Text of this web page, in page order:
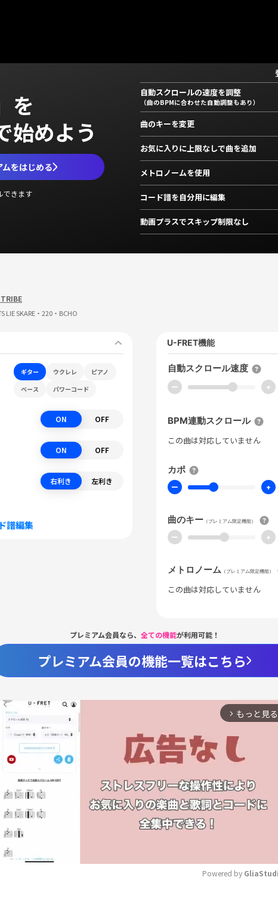
を
始めよう
をはじめる
できます
自動スクロールの速度を調整
（曲のBPMに合わせた自動調整もあり）
曲のキーを変更
お気に入りに上限なしで曲を追加
メトロノームを使用
コード譜を自分用に編集
動画プラスでスキップ制限なし
LIE SKARE・220・BCHO
ギター ウクレレ
ピアノ
ベース
パワーコード
ON OFF
ON OFF
右利き 左利き
譜編集
U-FRET機能
自動スクロール速度
ー +
BPM連動スクロール
この曲は対応していません
カポ
ー +
曲のキー （プレミアム限定機能）
ー +
メトロノーム （プレミアム限定機能）
この曲は対応していません
プレミアム会員なら、 全ての機能が利用可能！
プレミアム会員の機能一覧はこちら
arrow_forward_ios もっと見る
Powered by